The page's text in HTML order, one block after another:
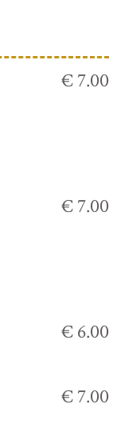
€ 7.00
€ 7.00
€ 6.00
€ 7.00